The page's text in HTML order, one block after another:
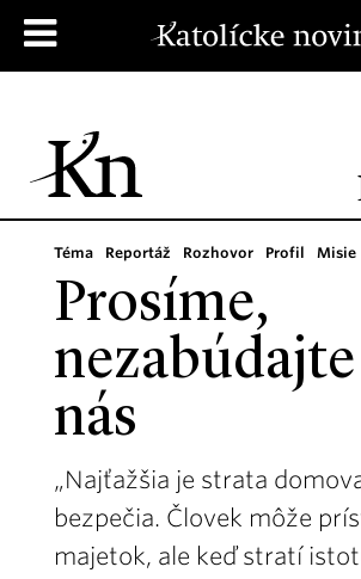
Téma Reportáž Rozhovor Profil Misie
Prosíme,
nás
„Najťažšia je strata
bezpečia. Človek môže
majetok, ale keď stratí